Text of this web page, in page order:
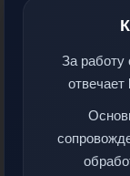
За работу
отвечает